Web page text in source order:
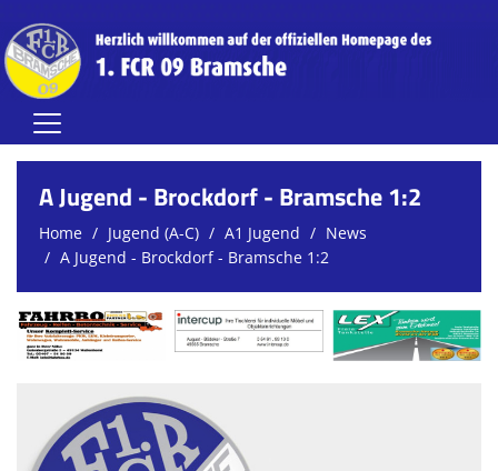
Home
Herren
Damen
Jugend (A-C)
Jugend (D-G)
Vereinsnews
Verein
A Jugend - Brockdorf - Bramsche 1:2
Home Jugend (A-C) A1 Jugend
News
A Jugend - Brockdorf - Bramsche 1:2